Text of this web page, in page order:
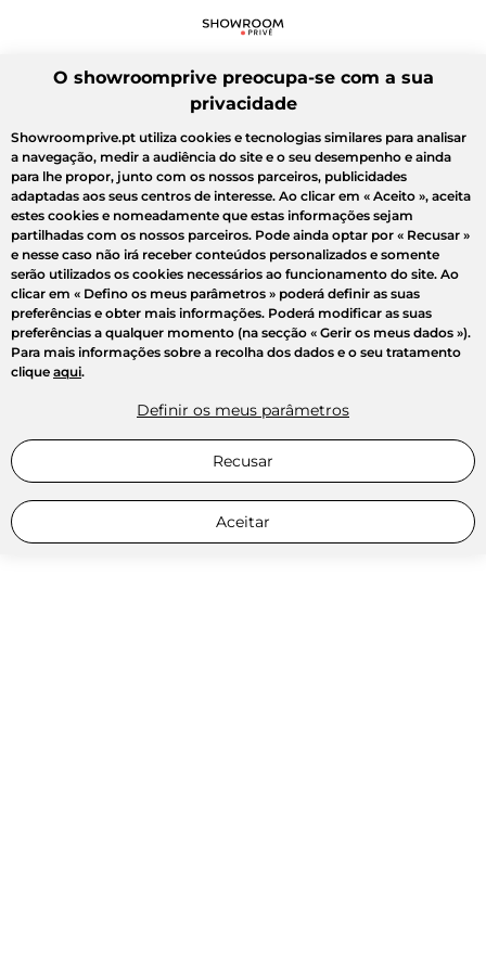
O showroomprive preocupa-se com a sua
privacidade
Showroomprive.pt utiliza cookies e tecnologias similares para analisar
a navegação, medir a audiência do site e o seu desempenho e ainda
para lhe propor, junto com os nossos parceiros, publicidades
adaptadas aos seus centros de interesse. Ao clicar em « Aceito », aceita
estes cookies e nomeadamente que estas informações sejam
partilhadas com os nossos parceiros. Pode ainda optar por « Recusar »
e nesse caso não irá receber conteúdos personalizados e somente
serão utilizados os cookies necessários ao funcionamento do site. Ao
clicar em « Defino os meus parâmetros » poderá definir as suas
preferências e obter mais informações. Poderá modificar as suas
preferências a qualquer momento (na secção « Gerir os meus dados »).
Para mais informações sobre a recolha dos dados e o seu tratamento
clique aqui.
Definir os meus parâmetros
Recusar
Aceitar